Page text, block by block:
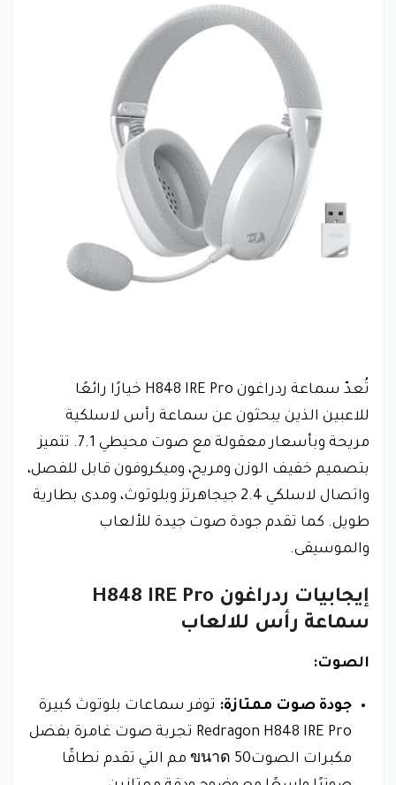
تُعدّ سماعة ردراغون H848 IRE Pro خيارًا رائعًا
للاعبين الذين يبحثون عن سماعة رأس لاسلكية
مريحة وبأسعار معقولة مع صوت محيطي 7.1. تتميز
بتصميم خفيف الوزن ومريح، وميكروفون قابل للفصل،
واتصال لاسلكي 2.4 جيجاهرتز وبلوتوث، ومدى بطارية
طويل. كما تقدم جودة صوت جيدة للألعاب
والموسيقى.
إيجابيات ردراغون H848‎ IRE Pro
سماعة رأس للالعاب
الصوت:
جودة صوت ممتازة: توفر سماعات بلوتوث كبيرة
Redragon H848 IRE Pro تجربة صوت غامرة بفضل
مكبرات الصوتขนาด 50 مم التي تقدم نطاقًا